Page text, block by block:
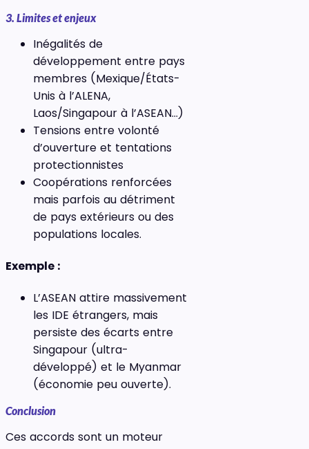
3. Limites et enjeux
Inégalités de
développement entre pays
membres (Mexique/États-
Unis à l’ALENA,
Laos/Singapour à l’ASEAN…)
Tensions entre volonté
d’ouverture et tentations
protectionnistes
Coopérations renforcées
mais parfois au détriment
de pays extérieurs ou des
populations locales.
Exemple :
L’ASEAN attire massivement
les IDE étrangers, mais
persiste des écarts entre
Singapour (ultra-
développé) et le Myanmar
(économie peu ouverte).
Conclusion
Ces accords sont un moteur